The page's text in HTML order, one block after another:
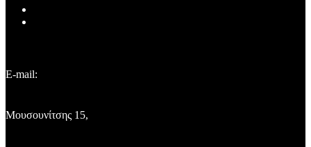
E-mail:
Μουσουνίτσης 15,